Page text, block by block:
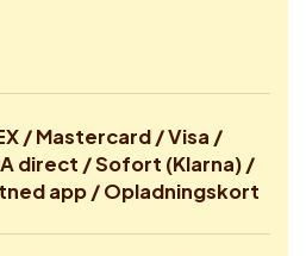
/ Mastercard / Visa /
direct / Sofort (Klarna) /
app / Opladningskort